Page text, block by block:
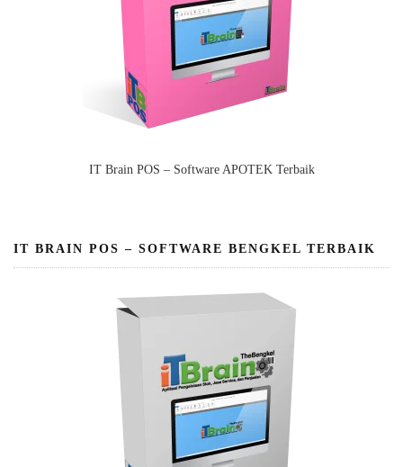
IT Brain POS – Software APOTEK Terbaik
IT BRAIN POS – SOFTWARE BENGKEL TERBAIK